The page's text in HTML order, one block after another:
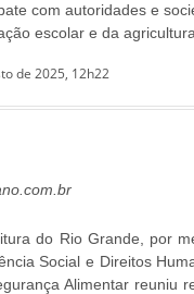
com autoridades e
escolar e da
de 2025, 12h22
do Rio Grande, por
Social e Direitos
Alimentar reuniu